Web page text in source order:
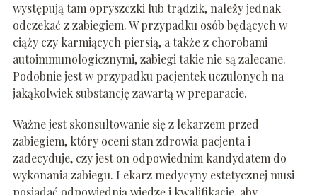
występują tam opryszczki lub trądzik, należy jednak
odczekać z zabiegiem. W przypadku osób będących w
ciąży czy karmiących piersią, a także z chorobami
autoimmunologicznymi, zabiegi takie nie są zalecane.
Podobnie jest w przypadku pacjentek uczulonych na
jakąkolwiek substancję zawartą w preparacie.
Ważne jest skonsultowanie się z lekarzem przed
zabiegiem, który oceni stan zdrowia pacjenta i
zadecyduje, czy jest on odpowiednim kandydatem do
wykonania zabiegu. Lekarz medycyny estetycznej musi